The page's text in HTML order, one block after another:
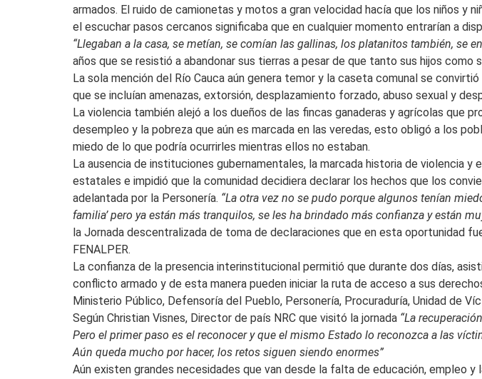
armados. El ruido de camionetas y motos a gran velocidad hacía que los niños y
el escuchar pasos cercanos significaba que en cualquier momento entrarían a
“Llegaban a la casa, se metían, se comían las gallinas, los platanitos también, se
años que se resistió a abandonar sus tierras a pesar de que tanto sus hijos como
La sola mención del Río Cauca aún genera temor y la caseta comunal se
que se incluían amenazas, extorsión, desplazamiento forzado, abuso sexual y
La violencia también alejó a los dueños de las fincas ganaderas y agrícolas que
desempleo y la pobreza que aún es marcada en las veredas, esto obligó a los
miedo de lo que podría ocurrirles mientras ellos no estaban.
La ausencia de instituciones gubernamentales, la marcada historia de violencia
estatales e impidió que la comunidad decidiera declarar los hechos que los
adelantada por la Personería. “La otra vez no se pudo porque algunos tenían
familia’ pero ya están más tranquilos, se les ha brindado más confianza y están
la Jornada descentralizada de toma de declaraciones que en esta oportunidad
FENALPER.
La confianza de la presencia interinstitucional permitió que durante dos días,
conflicto armado y de esta manera pueden iniciar la ruta de acceso a sus
Ministerio Público, Defensoría del Pueblo, Personería, Procuraduría, Unidad de
Según Christian Visnes, Director de país NRC que visitó la jornada “La
Pero el primer paso es el reconocer y que el mismo Estado lo reconozca a las
Aún queda mucho por hacer, los retos siguen siendo enormes”
Aún existen grandes necesidades que van desde la falta de educación, empleo